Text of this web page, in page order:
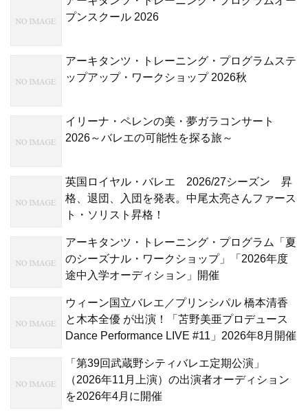
プンスクール 2026
アーキタンツ・トレーニング・プログラムステ
ップアップ・ワークショップ 2026秋
イリーナ・ペレンの美・夢ガラコンサート
2026～バレエの可能性を探る旅～
英国ロイヤル・バレエ 2026/27シーズン 昇
格、退団、入団を発表。中尾太亮さんファース
ト・ソリスト昇格！
アーキタンツ・トレーニング・プログラム「夏
のシーズナル・ワークショップ」「2026年度
途中入学オーディション」開催
ウィーン国立バレエ／プリンシパル 橋本清香
と木本全優 が出演！「苫野美亜プロデュース
Dance Performance LIVE #11」2026年8月開催
「第39回武蔵野シティバレエ定期公演」
（2026年11月上演）の出演者オーディション
を2026年4月に開催